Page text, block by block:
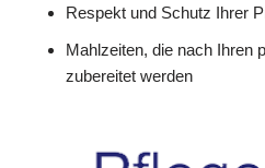
Respekt und Schutz Ihrer
Mahlzeiten, die nach Ihren
zubereitet werden